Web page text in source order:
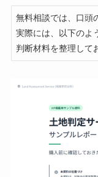
無料相談では、口頭
実際には、以下のよ